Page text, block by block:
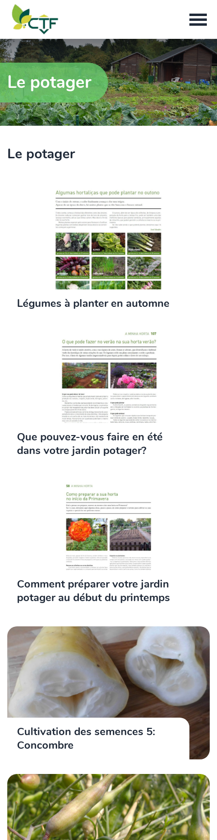
Le potager
Le potager
Légumes à planter en automne
Que pouvez-vous faire en été
dans votre jardin potager?
Comment préparer votre jardin
potager au début du printemps
Cultivation des semences 5:
Concombre